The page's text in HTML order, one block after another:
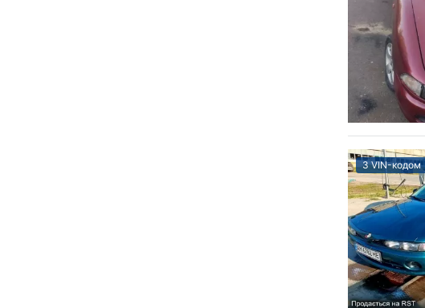
З VIN-кодом